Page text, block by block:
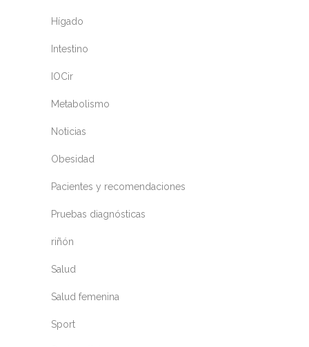
Hígado
Intestino
IOCir
Metabolismo
Noticias
Obesidad
Pacientes y recomendaciones
Pruebas diagnósticas
riñón
Salud
Salud femenina
Sport